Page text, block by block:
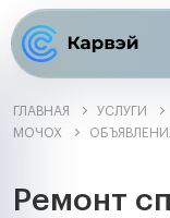
ГЛАВНАЯ УСЛУГИ
МОЧОХ
Ремонт